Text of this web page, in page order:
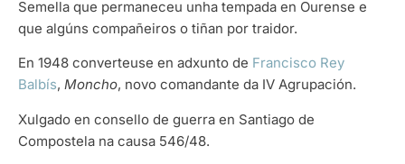
Semella que permaneceu unha tempada en Ourense e
que algúns compañeiros o tiñan por traidor.
En 1948 converteuse en adxunto de Francisco Rey
Balbís, Moncho, novo comandante da IV Agrupación.
Xulgado en consello de guerra en Santiago de
Compostela na causa 546/48.